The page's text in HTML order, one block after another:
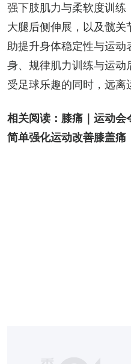
强下肢肌力与柔软度训练
大腿后侧伸展，以及髋
助提升身体稳定性与运
身、规律肌力训练与运
受足球乐趣的同时，远离
相关阅读： 膝痛｜运动会
简单强化运动改善膝盖痛